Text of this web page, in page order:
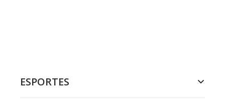
ESPORTES